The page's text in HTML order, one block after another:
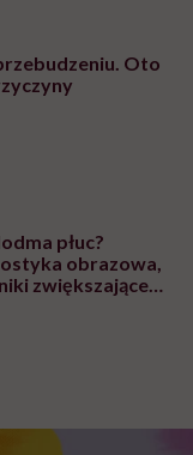
Oto
płuc?
obrazowa,
zwiększające